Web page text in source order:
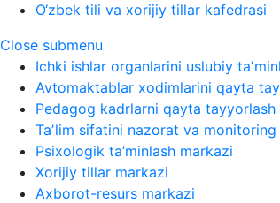
O‘zbek tili va xorijiy tillar kafedrasi
Close submenu
Ichki ishlar organlarini uslubiy
Avtomaktablar xodimlarini qayta
Pedagog kadrlarni qayta
Taʼlim sifatini nazorat va
Psixologik ta’minlash markazi
Xorijiy tillar markazi
Axborot-resurs markazi